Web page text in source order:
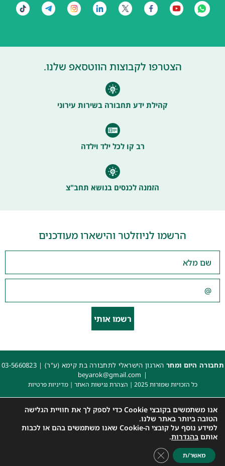
הצטרפו לקבוצות הווטסאפ שלנו.
קהילת ידע תחבורה בשירות עירוני
רב קו לכל ילד וילדה
הזמנה לכנסים בנושא תחב"צ
הרשמו לניוזלטר והישארו מעודכנים
רשמו אותי
תחבורה היום ומחרהארגון הישראלי לתחבורה בת קימא (ע"ר) | 03-5660823
|
beyarok@gmail.com
כל הזכויות שמורות 2025 | הצהרת נגישות האתר |מדיניות פרטיות
אנו משתמשים בקובצי Cookie כדי לספק לך את חוויית הגלישה
הטובה ביותר באתר שלנו.
למידע נוסף על קובצי ה-Cookie שאנו משתמשים בהם או לכבות
אותם בהגדרות.
מאשר/ת Close GDPR Cookie Banner